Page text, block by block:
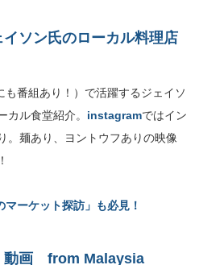
ソン氏のローカル料理店
番組あり！）で活躍するジェイソ
カル食堂紹介。 instagramではイン
。麺あり、ヨントウフありの映像
マーケット探訪」も必見！
動画 from Malaysia